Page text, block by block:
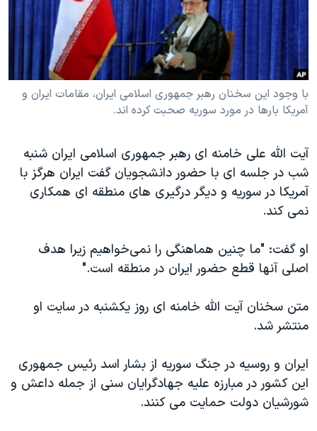
فرهنگ و زندگی
حقوق شهروندی
اقتصادی
علم و فناوری
اسرائیل در جنگ
آرشیو پخش زنده
انتخابات ریاست جمهوری آمریکا ۲۰۲۴
حمله جمهوری اسلامی به اسرائیل
رمز مهسا
ورزش زنان در ایران
مجموعه مستندهای دادخواهی
تریبونال مردمی آبان ۹۸
دادگاه حمید نوری
چهل سال گروگان‌گیری
قانون شفافیت دارائی کادر رهبری ایران
اسرائیل در جنگ
همایش محافظه‌کاران آمریکا «سی‌پک»
صفحه‌های ویژه
دنبال کنید
زبانهای مختلف
با وجود این سخنان رهبر جمهوری اسلامی ایران، مقامات ایران و
آمریکا بارها در مورد سوریه صحبت کرده اند.
آیت الله علی خامنه ای رهبر جمهوری اسلامی ایران شنبه
شب در جلسه ای با حضور دانشجویان گفت ایران هرگز با
آمریکا در سوریه و دیگر درگیری های منطقه ای همکاری
نمی کند.
او گفت: "ما چنین هماهنگی را نمی‌خواهیم زیرا هدف
اصلی آنها قطع حضور ایران در منطقه است.
"
متن سخنان آیت الله خامنه ای روز یکشنبه در سایت او
منتشر شد.
ایران و روسیه در جنگ سوریه از بشار اسد رئیس جمهوری
این کشور در مبارزه علیه جهادگرایان سنی از جمله داعش و
شورشیان دولت حمایت می کنند.